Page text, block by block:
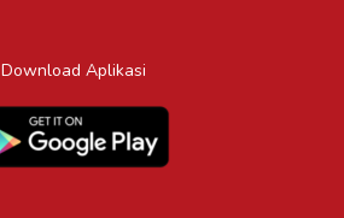
Download Aplikasi